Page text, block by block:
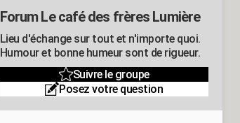
Forum Le café des frères Lumière
Lieu d'échange sur tout et n'importe quoi.
Humour et bonne humeur sont de rigueur.
Suivre le groupe
Posez votre question